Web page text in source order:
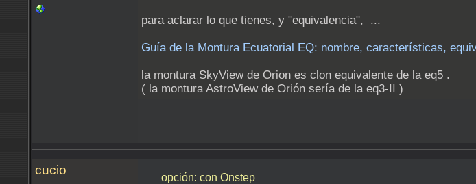
para aclarar lo que tienes, y "equivalencia", ...
Guía de la Montura Ecuatorial EQ: nombre, características,
la montura SkyView de Orion es clon equivalente de la eq5 .
( la montura AstroView de Orión sería de la eq3-II )
cucio
opción: con Onstep